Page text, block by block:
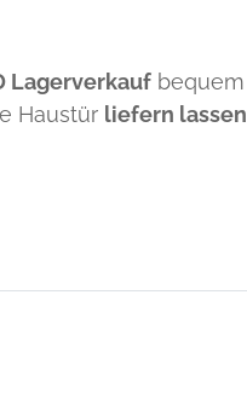
Lagerverkauf bequem
Haustür liefern lassen